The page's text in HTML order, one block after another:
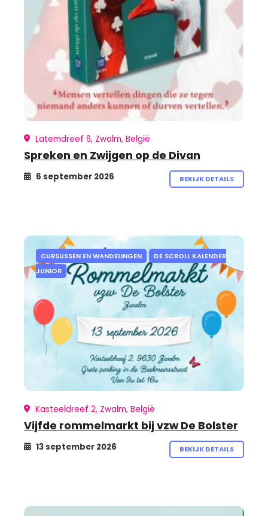
Latemdreef 6, Zwalm, België
Spreken en Zwijgen op de Divan
6 september 2026 BEKIJK DETAILS
CURSUSSEN EN WANDELINGEN
DE SCROLL KALENDER
JUNIOR
Kasteeldreef 2, Zwalm, België
Vijfde rommelmarkt bij vzw De Bolster
13 september 2026 BEKIJK DETAILS